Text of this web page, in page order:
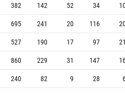
382 142 52 34
695 241 20 116
527 190 17 97
860 229 31 147
240 82 9 28